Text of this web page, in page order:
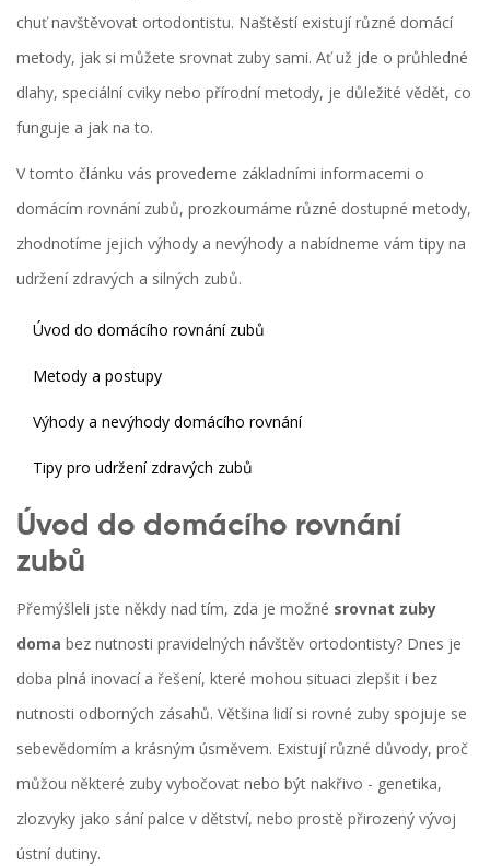
chuť navštěvovat ortodontistu. Naštěstí existují různé domácí
metody, jak si můžete srovnat zuby sami. Ať už jde o průhledné
dlahy, speciální cviky nebo přírodní metody, je důležité vědět, co
funguje a jak na to.
V tomto článku vás provedeme základními informacemi o
domácím rovnání zubů, prozkoumáme různé dostupné metody,
zhodnotíme jejich výhody a nevýhody a nabídneme vám tipy na
udržení zdravých a silných zubů.
Úvod do domácího rovnání zubů
Metody a postupy
Výhody a nevýhody domácího rovnání
Tipy pro udržení zdravých zubů
Úvod do domácího rovnání
zubů
Přemýšleli jste někdy nad tím, zda je možné srovnat zuby
doma bez nutnosti pravidelných návštěv ortodontisty? Dnes je
doba plná inovací a řešení, které mohou situaci zlepšit i bez
nutnosti odborných zásahů. Většina lidí si rovné zuby spojuje se
sebevědomím a krásným úsměvem. Existují různé důvody, proč
můžou některé zuby vybočovat nebo být nakřivo - genetika,
zlozvyky jako sání palce v dětství, nebo prostě přirozený vývoj
ústní dutiny.